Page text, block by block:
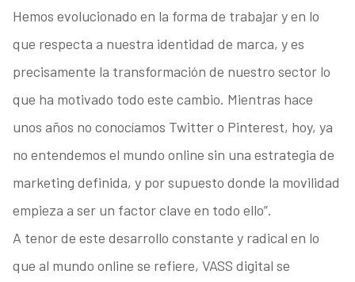
Hemos evolucionado en la forma de trabajar y en lo
que respecta a nuestra identidad de marca, y es
precisamente la transformación de nuestro sector lo
que ha motivado todo este cambio. Mientras hace
unos años no conocíamos Twitter o Pinterest, hoy, ya
no entendemos el mundo online sin una estrategia de
marketing definida, y por supuesto donde la movilidad
empieza a ser un factor clave en todo ello”.
A tenor de este desarrollo constante y radical en lo
que al mundo online se refiere, VASS digital se